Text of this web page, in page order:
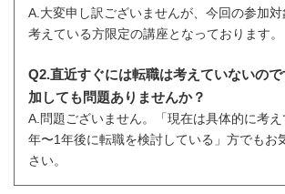
A.大変申し訳ございませんが、今回の参加
考えている方限定の講座となっております。
Q2.直近すぐには転職は考えていないの
加しても問題ありませんか？
A.問題ございません。「現在は具体的に考
年〜1年後に転職を検討している」方でもお
さい。